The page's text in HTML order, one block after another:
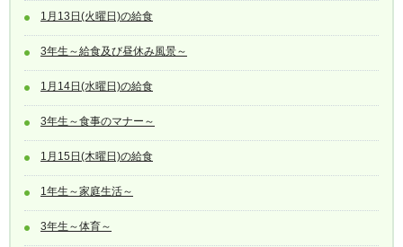
1月13日(火曜日)の給食
3年生～給食及び昼休み風景～
1月14日(水曜日)の給食
3年生～食事のマナー～
1月15日(木曜日)の給食
1年生～家庭生活～
3年生～体育～